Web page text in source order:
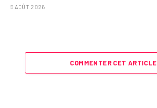
5 AOÛT 2026
COMMENTER CET ARTICLE